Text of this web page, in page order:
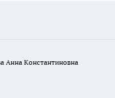
Анна Константиновна